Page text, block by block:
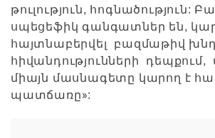
թուլություն, հոգնածություն:
սպեցեֆիկ գանգատներ են,
հայտնաբերվել բազմաթիվ
հիվանդությունների դեպքում,
միայն մասնագետը կարող է
պատճառը»: